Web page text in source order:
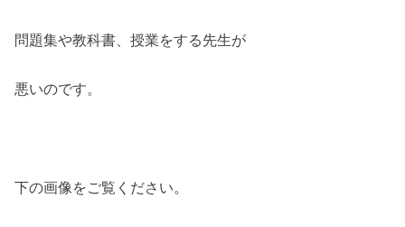
問題集や教科書、授業をする先生が
悪いのです。
下の画像をご覧ください。